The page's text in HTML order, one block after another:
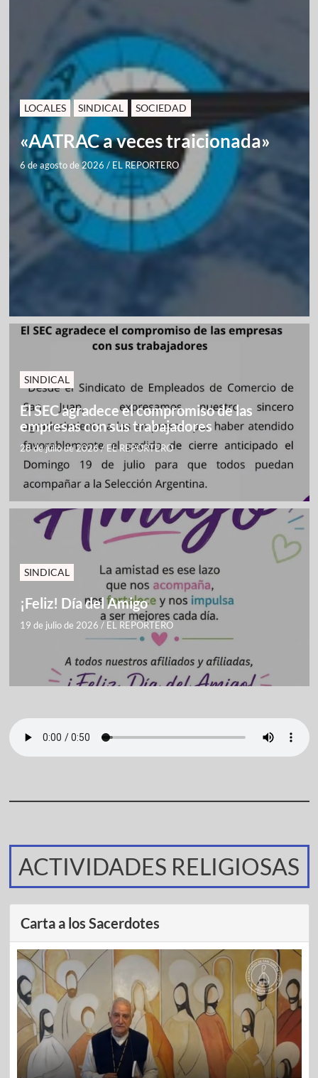
LOCALES SINDICAL SOCIEDAD
«AATRAC a veces traicionada»
6 de agosto de 2026 / EL REPORTERO
SINDICAL
El SEC agradece el compromiso de las
empresas con sus trabajadores
28 de julio de 2026/ EL REPORTERO
SINDICAL
¡Feliz! Día del Amigo
19 de julio de 2026 / EL REPORTERO
ACTIVIDADES RELIGIOSAS
Carta a los Sacerdotes